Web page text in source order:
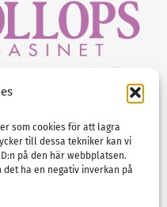
som cookies för att lagra
till dessa tekniker kan vi
på den här webbplatsen.
ha en negativ inverkan på